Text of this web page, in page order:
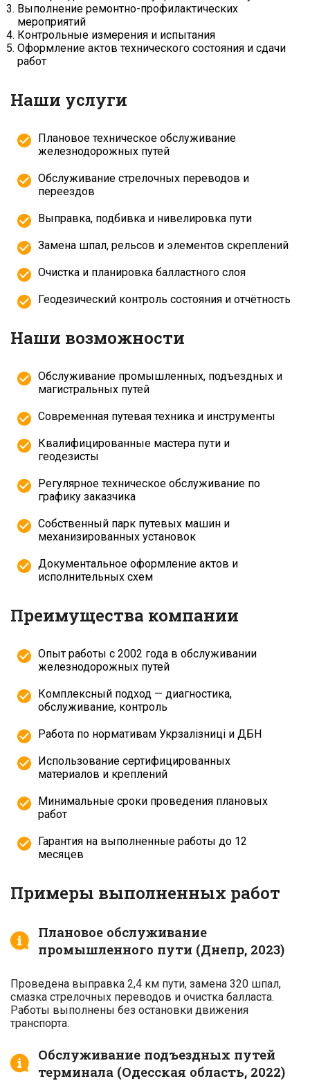
Выполнение ремонтно-профилактических
мероприятий
Контрольные измерения и испытания
Оформление актов технического состояния и сдачи
работ
Наши услуги
Плановое техническое обслуживание
железнодорожных путей
Обслуживание стрелочных переводов и
переездов
Выправка, подбивка и нивелировка пути
Замена шпал, рельсов и элементов скреплений
Очистка и планировка балластного слоя
Геодезический контроль состояния и отчётность
Наши возможности
Обслуживание промышленных, подъездных и
магистральных путей
Современная путевая техника и инструменты
Квалифицированные мастера пути и
геодезисты
Регулярное техническое обслуживание по
графику заказчика
Собственный парк путевых машин и
механизированных установок
Документальное оформление актов и
исполнительных схем
Преимущества компании
Опыт работы с 2002 года в обслуживании
железнодорожных путей
Комплексный подход — диагностика,
обслуживание, контроль
Работа по нормативам Укрзалізниці и ДБН
Использование сертифицированных
материалов и креплений
Минимальные сроки проведения плановых
работ
Гарантия на выполненные работы до 12
месяцев
Примеры выполненных работ
Плановое обслуживание
промышленного пути (Днепр, 2023)
Проведена выправка 2,4 км пути, замена 320 шпал,
смазка стрелочных переводов и очистка балласта.
Работы выполнены без остановки движения
транспорта.
Обслуживание подъездных путей
терминала (Одесская область, 2022)